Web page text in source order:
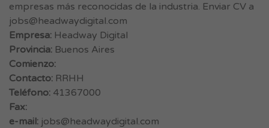
empresas más reconocidas de la industria. Enviar CV a
jobs@headwaydigital.com
Empresa: Headway Digital
Provincia: Buenos Aires
Comienzo:
Contacto: RRHH
Teléfono: 41367000
Fax:
e-mail: jobs@headwaydigital.com